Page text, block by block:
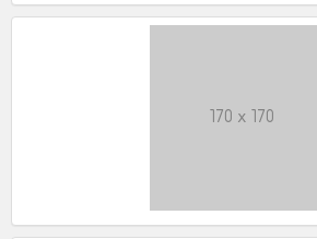
170 x 170